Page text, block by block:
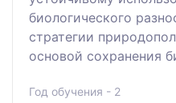
биологического
стратегии
основой сохранения
Год обучения - 2